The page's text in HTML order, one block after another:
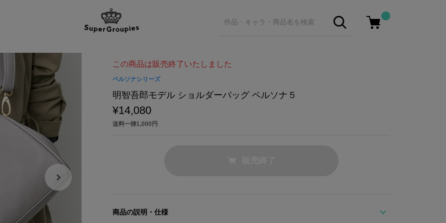
この商品は販売終了いたしました
ペルソナシリーズ
明智吾郎モデル ショルダーバッグ ペルソナ５
¥14,080
送料一律1,000円
商品の説明・仕様